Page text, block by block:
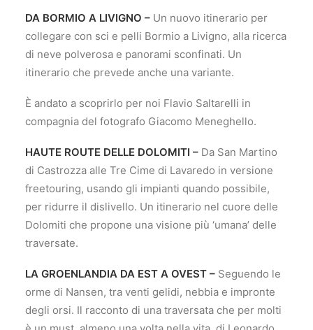
DA BORMIO A LIVIGNO – Un nuovo itinerario per
collegare con sci e pelli Bormio a Livigno, alla ricerca
di neve polverosa e panorami sconfinati. Un
itinerario che prevede anche una variante.
È andato a scoprirlo per noi Flavio Saltarelli in
compagnia del fotografo Giacomo Meneghello.
HAUTE ROUTE DELLE DOLOMITI – Da San Martino
di Castrozza alle Tre Cime di Lavaredo in versione
freetouring, usando gli impianti quando possibile,
per ridurre il dislivello. Un itinerario nel cuore delle
Dolomiti che propone una visione più ‘umana’ delle
traversate.
LA GROENLANDIA DA EST A OVEST – Seguendo le
orme di Nansen, tra venti gelidi, nebbia e impronte
degli orsi. Il racconto di una traversata che per molti